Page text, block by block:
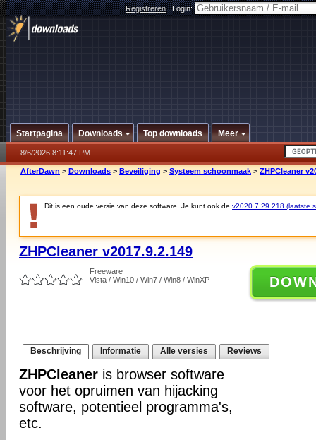
Registreren|Login:
Startpagina Downloads Top downloads Meer
8/6/2026 8:11:47 PM
AfterDawn > Downloads > Beveiliging > Systeem schoonmaak > ZHPCleaner
Dit is een oude versie van deze software. Je kunt ook de v2020.7.29.218 (laatste
ZHPCleaner v2017.9.2.149
Freeware
Vista / Win10 / Win7 / Win8 / WinXP
Beschrijving Informatie Alle versies Reviews
ZHPCleaner is browser software
voor het opruimen van hijacking
software, potentieel programma's,
etc.